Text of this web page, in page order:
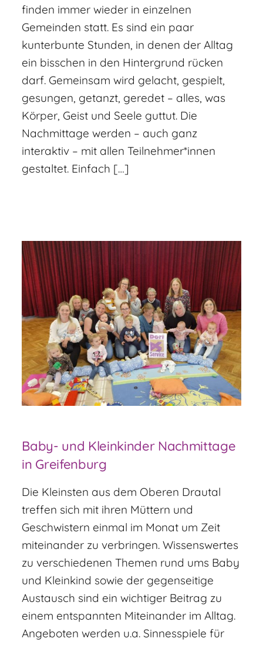
finden immer wieder in einzelnen
Gemeinden statt. Es sind ein paar
kunterbunte Stunden, in denen der Alltag
ein bisschen in den Hintergrund rücken
darf. Gemeinsam wird gelacht, gespielt,
gesungen, getanzt, geredet – alles, was
Körper, Geist und Seele guttut. Die
Nachmittage werden – auch ganz
interaktiv – mit allen Teilnehmer*innen
gestaltet. Einfach […]
Baby- und Kleinkinder Nachmittage
in Greifenburg
Die Kleinsten aus dem Oberen Drautal
treffen sich mit ihren Müttern und
Geschwistern einmal im Monat um Zeit
miteinander zu verbringen. Wissenswertes
zu verschiedenen Themen rund ums Baby
und Kleinkind sowie der gegenseitige
Austausch sind ein wichtiger Beitrag zu
einem entspannten Miteinander im Alltag.
Angeboten werden u.a. Sinnesspiele für